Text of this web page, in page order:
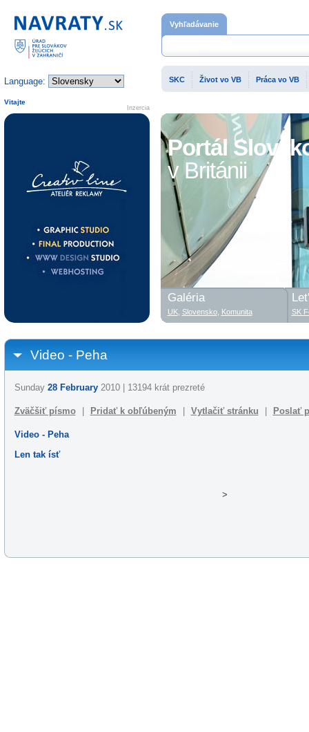
Portál
v Británii
Video - Peha
Sunday 28 February2010 | 13194 krát prezreté
Zväčšiť písmo Pridať k obľúbeným Vytlačiť stránku Poslať
Video - Peha
Len tak ísť
>
Domovská stránka
Language:
Vyhľadávanie
SKC Život vo VB Práca vo VB
Inzercia
Vitajte
Galéria
UK, Slovensko, Komunita SK